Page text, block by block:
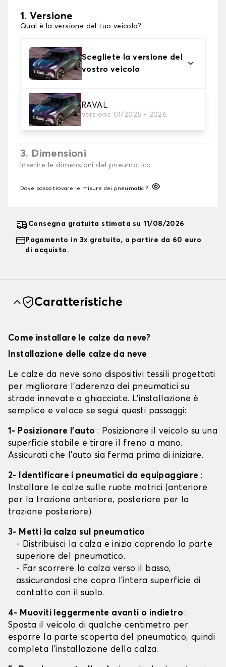
1. Versione
Qual è la versione del tuo veicolo?
Scegliete la versione del
vostro veicolo
RAVAL
Versione 01/2025 - 2026
2. Finitura a calza
Scegli le calze da neve adatte alle tue necessità
3. Dimensioni
Inserire le dimensioni del pneumatico
Dove posso trovare le misure dei pneumatici?
Consegna gratuita stimata su 11/08/2026
Pagamento in 3x gratuito, a partire da 60 euro
di acquisto.
Caratteristiche
Come installare le calze da neve?
Installazione delle calze da neve
Le calze da neve sono dispositivi tessili progettati
per migliorare l'aderenza dei pneumatici su
strade innevate o ghiacciate. L'installazione è
semplice e veloce se segui questi passaggi:
1- Posizionare l'auto : Posizionare il veicolo su una
superficie stabile e tirare il freno a mano.
Assicurati che l'auto sia ferma prima di iniziare.
2- Identificare i pneumatici da equipaggiare :
Installare le calze sulle ruote motrici (anteriore
per la trazione anteriore, posteriore per la
trazione posteriore).
3- Metti la calza sul pneumatico:
- Distribuisci la calza e inizia coprendo la parte
superiore del pneumatico.
- Far scorrere la calza verso il basso,
assicurandosi che copra l'intera superficie di
contatto con il suolo.
4- Muoviti leggermente avanti o indietro:
Sposta il veicolo di qualche centimetro per
esporre la parte scoperta del pneumatico, quindi
completa l'installazione della calza.